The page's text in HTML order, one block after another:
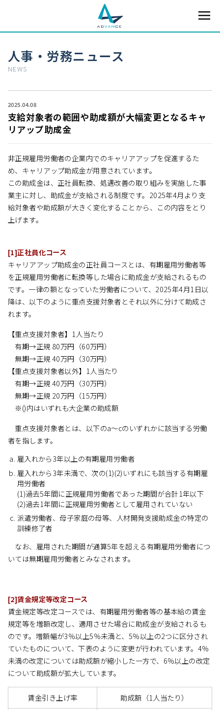
人事・労務ニュース
NEWS
2025.04.08
支給対象者の範囲や助成額が大幅変更となるキャ
リアップ助成金
非正規雇用労働者の企業内でのキャリアアップを促進するた
め、キャリアップ助成金が用意されています。
この助成金は、正社員転換、処遇改善の取り組みを実施した事
業主に対し、助成金が支給される制度です。2025年4月より支
給対象者や助成額が大きく変化することから、この内容をとり
上げます。
[1]正社員化コース
キャリアアップ助成金の正社員コースとは、有期雇用労働者等
を正規雇用労働者に転換等した場合に助成金が支給されるもの
です。一律の額となっていた労働者について、2025年4月1日以
降は、以下のように重点支援対象者とそれ以外に分けて助成さ
れます。
【重点支援対象者】1人当たり
有期→正規 80万円（60万円）
無期→正規 40万円（30万円）
【重点支援対象者以外】1人当たり
有期→正規 40万円（30万円）
無期→正規 20万円（15万円）
※()内はいずれも大企業の助成額
重点支援対象者とは、以下のa～cのいずれかに該当する労働
者を指します。
雇入れから3年以上の有期雇用労働者
雇入れから3年未満で、次の(1)(2)いずれにも該当する有期雇
用労働者
(1)過去5年間に正規雇用労働者であった期間が合計1年以下
(2)過去1年間に正規雇用労働者として雇用されていない
派遣労働者、母子家庭の母等、人材開発支援助成金の特定の
訓練修了者
なお、雇用された期間が通算5年を超える有期雇用労働者につ
いては無期雇用労働者とみなされます。
[2]賃金規定等改定コース
賃金規定等改定コースでは、有期雇用労働者等の基本給の賃金
規定等を増額改定し、適用させた場合に助成金が支給されるも
のです。増額幅が3％以上5％未満と、5％以上の2つに区分され
ていたものについて、下表のように変更が行われています。4％
未満の改定については助成額が縮小した一方で、6％以上の改定
について助成額が拡大しています。
賃金引き上げ率 助成額（1人当たり）